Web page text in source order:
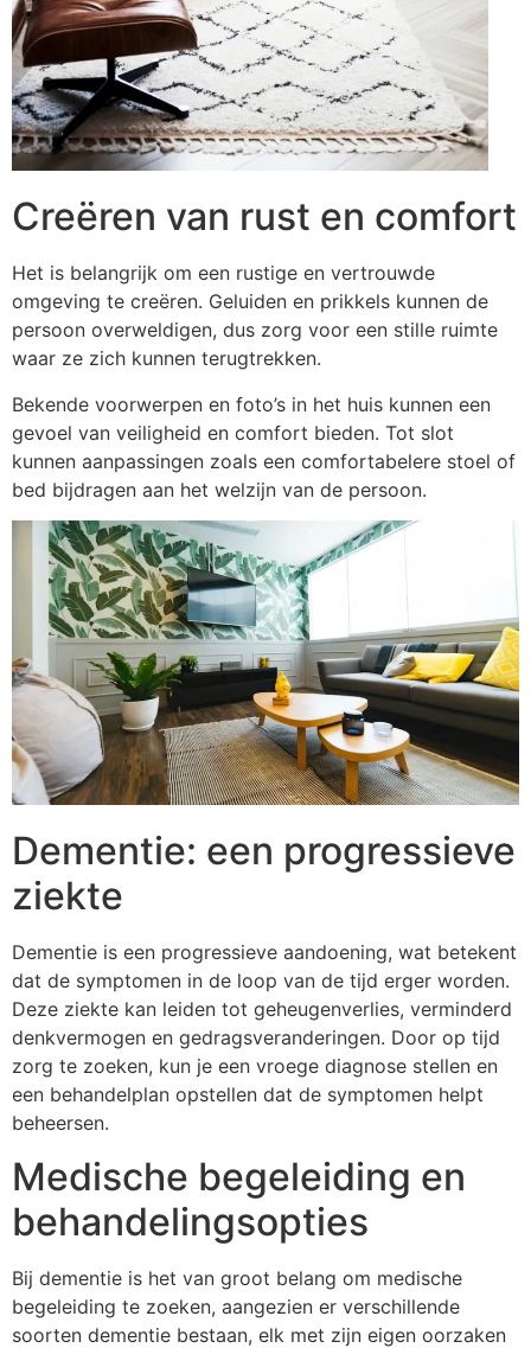
Creëren van rust en comfort
Het is belangrijk om een rustige en vertrouwde
omgeving te creëren. Geluiden en prikkels kunnen de
persoon overweldigen, dus zorg voor een stille ruimte
waar ze zich kunnen terugtrekken.
Bekende voorwerpen en foto’s in het huis kunnen een
gevoel van veiligheid en comfort bieden. Tot slot
kunnen aanpassingen zoals een comfortabelere stoel of
bed bijdragen aan het welzijn van de persoon.
Dementie: een progressieve
ziekte
Dementie is een progressieve aandoening, wat betekent
dat de symptomen in de loop van de tijd erger worden.
Deze ziekte kan leiden tot geheugenverlies, verminderd
denkvermogen en gedragsveranderingen. Door op tijd
zorg te zoeken, kun je een vroege diagnose stellen en
een behandelplan opstellen dat de symptomen helpt
beheersen.
Medische begeleiding en
behandelingsopties
Bij dementie is het van groot belang om medische
begeleiding te zoeken, aangezien er verschillende
soorten dementie bestaan, elk met zijn eigen oorzaken